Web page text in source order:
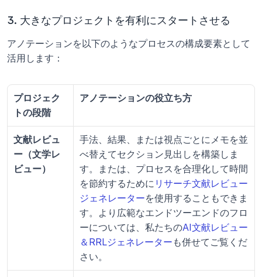
3. 大きなプロジェクトを有利にスタートさせる
アノテーションを以下のようなプロセスの構成要素として
活用します：
プロジェク
トの段階
アノテーションの役立ち方
文献レビュ
ー（文学レ
ビュー）
手法、結果、または視点ごとにメモを並
べ替えてセクション見出しを構築しま
す。または、プロセスを合理化して時間
を節約するために リサーチ文献レビュー
ジェネレーターを使用することもできま
す。より広範なエンドツーエンドのフロ
ーについては、私たちのAI文献レビュー
＆RRLジェネレーター も併せてご覧くだ
さい。